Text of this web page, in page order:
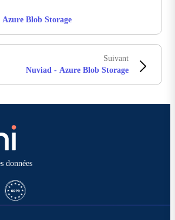
Blob Storage
Suivant
Nuviad - Azure Blob Storage
données